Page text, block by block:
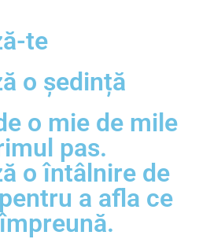
te
o ședință
o mie de mile
pas.
o întâlnire de
a afla ce